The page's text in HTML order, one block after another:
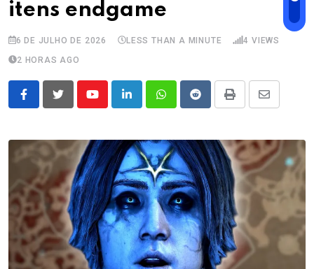
itens endgame
6 DE JULHO DE 2026 LESS THAN A MINUTE 4 VIEWS
2 HORAS AGO
YoutubeLinkedInWhatsappRedditPrint
Share
Email